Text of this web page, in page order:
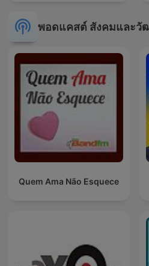
พอดแคสต์ สังคมและวั
Quem Ama Não Esquece